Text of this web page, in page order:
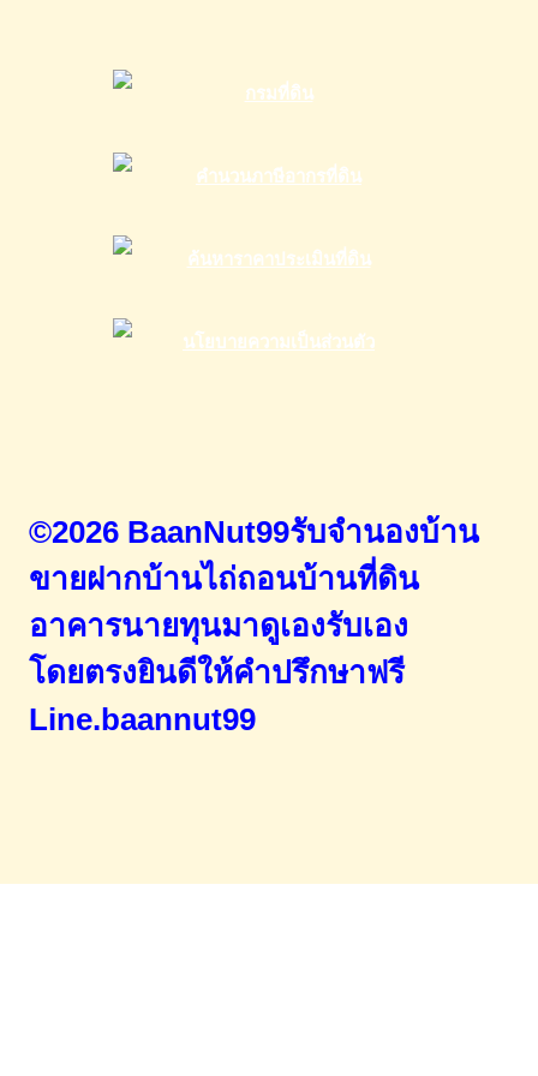
©2026 BaanNut99รับจำนองบ้าน
ขายฝากบ้านไถ่ถอนบ้านที่ดิน
อาคารนายทุนมาดูเองรับเอง
โดยตรงยินดีให้คำปรึกษาฟรี
Line.baannut99